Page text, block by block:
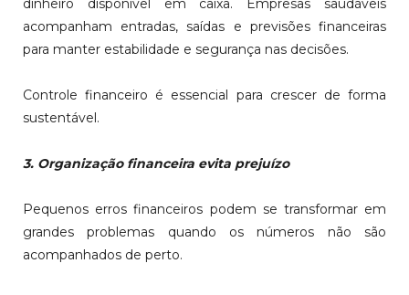
dinheiro disponível em caixa. Empresas saudáveis
acompanham entradas, saídas e previsões financeiras
para manter estabilidade e segurança nas decisões.
Controle financeiro é essencial para crescer de forma
sustentável.
3. Organização financeira evita prejuízo
Pequenos erros financeiros podem se transformar em
grandes problemas quando os números não são
acompanhados de perto.